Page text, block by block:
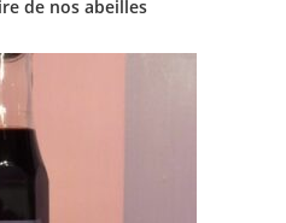
de nos abeilles